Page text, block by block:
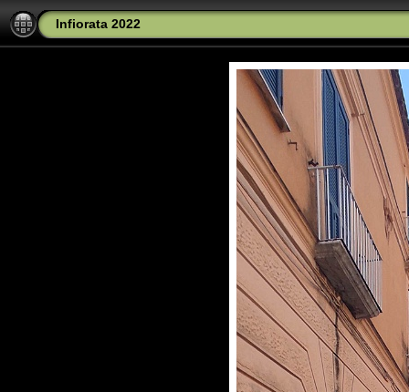
Infiorata 2022